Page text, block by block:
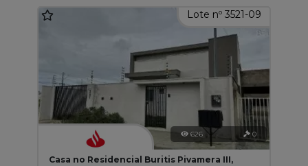
Lote nº 3521-09
626 0
Casa no Residencial Buritis Pivamera III,